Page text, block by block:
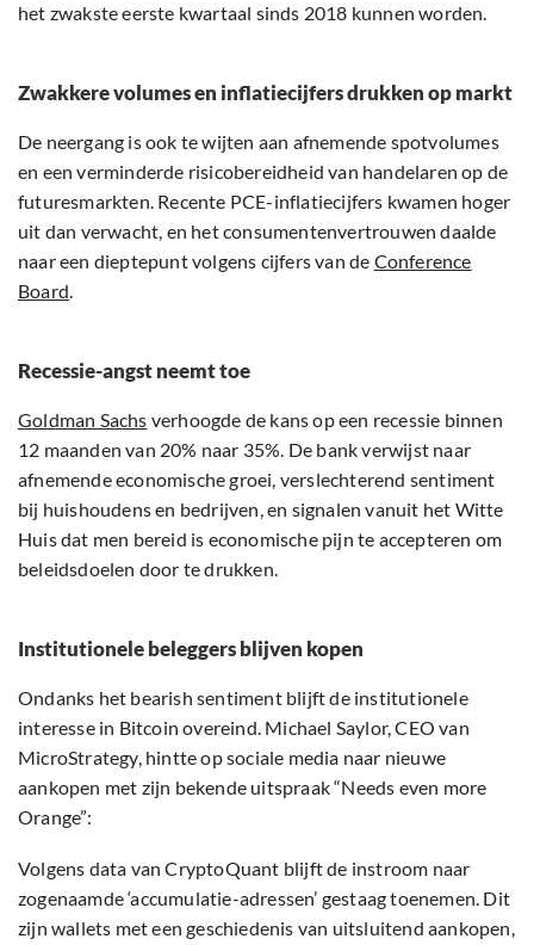
het zwakste eerste kwartaal sinds 2018 kunnen worden.
Zwakkere volumes en inflatiecijfers drukken op markt
De neergang is ook te wijten aan afnemende spotvolumes
en een verminderde risicobereidheid van handelaren op de
futuresmarkten. Recente PCE-inflatiecijfers kwamen hoger
uit dan verwacht, en het consumentenvertrouwen daalde
naar een dieptepunt volgens cijfers van de Conference
Board.
Recessie-angst neemt toe
Goldman Sachs verhoogde de kans op een recessie binnen
12 maanden van 20% naar 35%. De bank verwijst naar
afnemende economische groei, verslechterend sentiment
bij huishoudens en bedrijven, en signalen vanuit het Witte
Huis dat men bereid is economische pijn te accepteren om
beleidsdoelen door te drukken.
Institutionele beleggers blijven kopen
Ondanks het bearish sentiment blijft de institutionele
interesse in Bitcoin overeind. Michael Saylor, CEO van
MicroStrategy, hintte op sociale media naar nieuwe
aankopen met zijn bekende uitspraak “Needs even more
Orange”:
Volgens data van CryptoQuant blijft de instroom naar
zogenaamde ‘accumulatie-adressen’ gestaag toenemen. Dit
zijn wallets met een geschiedenis van uitsluitend aankopen,